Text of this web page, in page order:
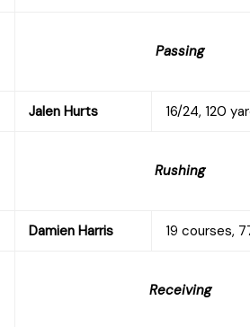
Passing
Jalen Hurts 16/24, 120
Rushing
Damien Harris 19 courses,
Receiving